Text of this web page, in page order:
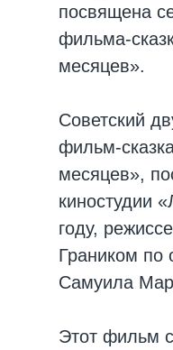
посвящена
фильма-
месяцев».
Советский
фильм-
месяцев»,
киностудии
году,
Граником по
Самуила
Этот фильм